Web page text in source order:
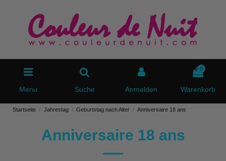
Menu Suche Anmelden
0
Warenkorb
Startseite Jahrestag Geburtstag nach Alter Anniversaire 18 ans
Anniversaire 18 ans